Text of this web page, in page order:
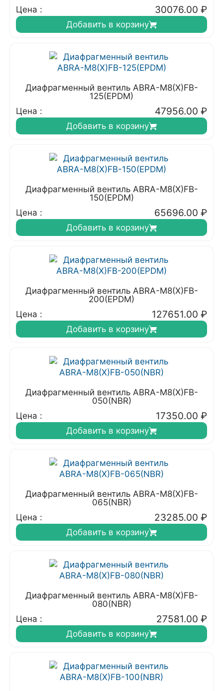
Цена :
30076.00 ₽
Добавить в корзину
Диафрагменный вентиль ABRA-M8(X)FB-
125(EPDM)
Цена :
47956.00 ₽
Добавить в корзину
Диафрагменный вентиль ABRA-M8(X)FB-
150(EPDM)
Цена :
65696.00 ₽
Добавить в корзину
Диафрагменный вентиль ABRA-M8(X)FB-
200(EPDM)
Цена :
127651.00 ₽
Добавить в корзину
Диафрагменный вентиль ABRA-M8(X)FB-
050(NBR)
Цена :
17350.00 ₽
Добавить в корзину
Диафрагменный вентиль ABRA-M8(X)FB-
065(NBR)
Цена :
23285.00 ₽
Добавить в корзину
Диафрагменный вентиль ABRA-M8(X)FB-
080(NBR)
Цена :
27581.00 ₽
Добавить в корзину